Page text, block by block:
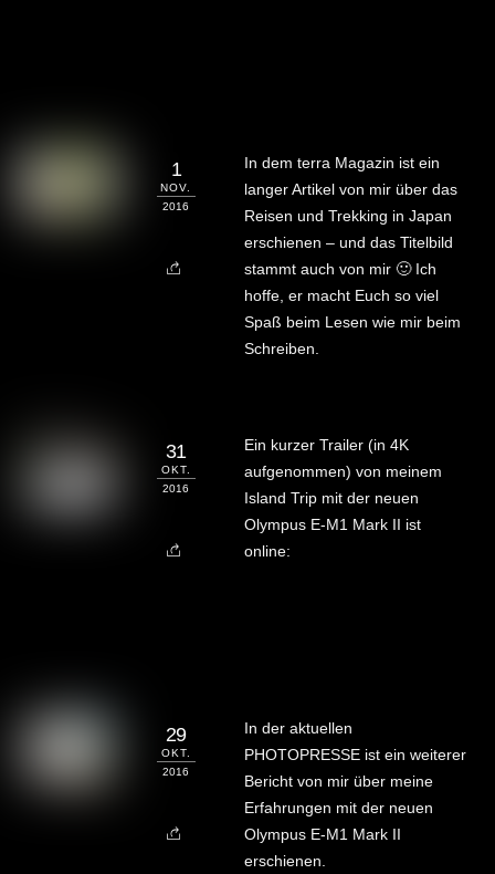
1
NOV.
2016
In dem terra Magazin ist ein
langer Artikel von mir über das
Reisen und Trekking in Japan
erschienen – und das Titelbild
stammt auch von mir 🙂 Ich
hoffe, er macht Euch so viel
Spaß beim Lesen wie mir beim
Schreiben.
31
OKT.
2016
Ein kurzer Trailer (in 4K
aufgenommen) von meinem
Island Trip mit der neuen
Olympus E-M1 Mark II ist
online:
29
OKT.
2016
In der aktuellen
PHOTOPRESSE ist ein weiterer
Bericht von mir über meine
Erfahrungen mit der neuen
Olympus E-M1 Mark II
erschienen.